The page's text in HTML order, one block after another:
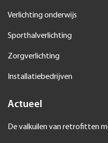
Verlichting onderwijs
Sporthalverlichting
Zorgverlichting
Installatiebedrijven
Actueel
De valkuilen van retrofitten